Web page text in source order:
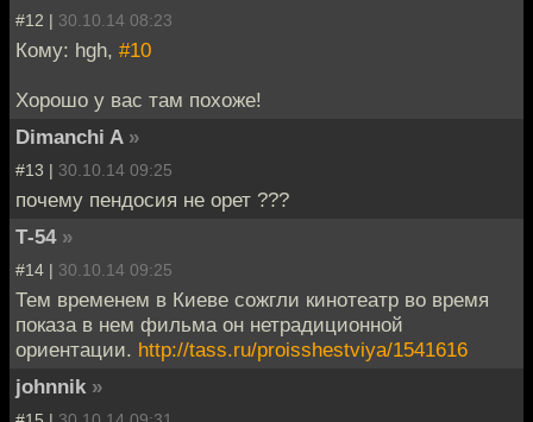
#12 | 30.10.14 08:23
Кому: hgh, #10
Хорошо у вас там похоже!
Dimanchi A »
#13 | 30.10.14 09:25
почему пендосия не орет ???
Т-54 »
#14 | 30.10.14 09:25
Тем временем в Киеве сожгли кинотеатр во время
показа в нем фильма он нетрадиционной
ориентации. http://tass.ru/proisshestviya/1541616
johnnik »